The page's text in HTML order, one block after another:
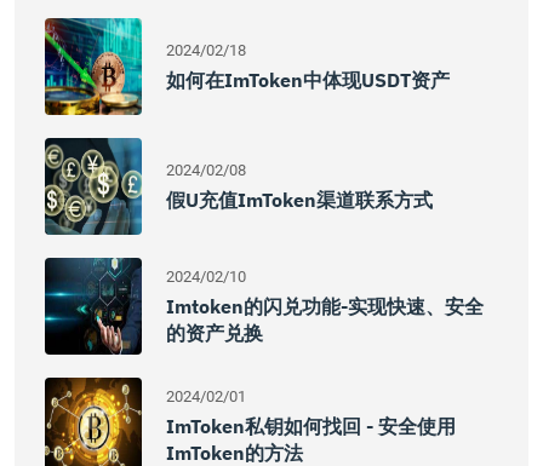
2024/02/18
如何在imToken中体现USDT资产
2024/02/08
假U充值imToken渠道联系方式
2024/02/10
Imtoken的闪兑功能-实现快速、安全
的资产兑换
2024/02/01
ImToken私钥如何找回 - 安全使用
ImToken的方法